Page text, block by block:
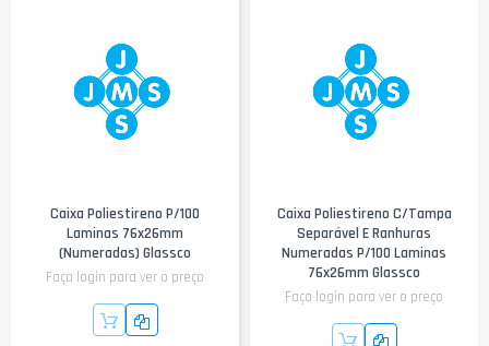
Caixa Poliestireno P/100
Laminas 76x26mm
(numeradas) Glassco
Faça login para ver o preço
Caixa Poliestireno C/tampa
Separável E Ranhuras
Numeradas P/100 Laminas
76x26mm Glassco
Faça login para ver o preço